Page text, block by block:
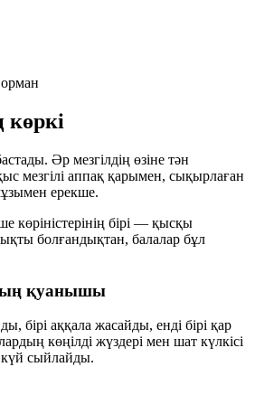
көркі
Әр мезгілдің өзіне тән
мезгілі аппақ қарымен, сықырлаған
ерекше.
көріністерінің бірі — қысқы
болғандықтан, балалар бұл
қуанышы
бірі аққала жасайды, енді бірі қар
көңілді жүздері мен шат күлкісі
күй сыйлайды.